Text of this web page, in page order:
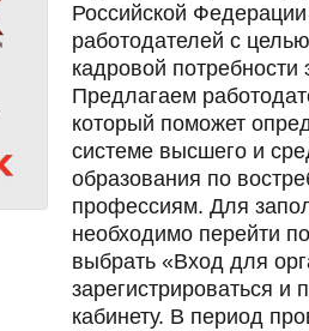
Российской
работодателей с
кадровой
Предлагаем
который поможет
системе высшего и
образования по
профессиям. Для
необходимо перейти
выбрать «Вход для
зарегистрироваться и
кабинету. В период